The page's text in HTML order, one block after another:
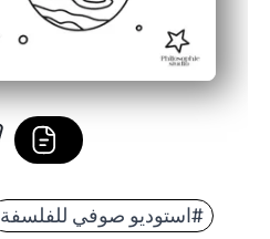
#استوديو صوفي للفلسفة